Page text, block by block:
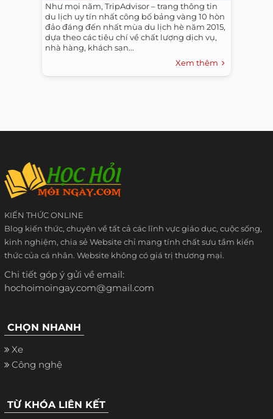
Như mọi năm, TripAdvisor – trang thông tin
du lịch uy tín nhất công bố bảng vàng 10 hòn
đảo đáng đến nhất mùa du lịch hè năm 2015,
dựa theo các tiêu chí về chất lượng dịch vụ,
nhà hàng, khách sạn...
Xem thêm
KIẾN THỨC ONLINE
Blog kiến thức, chuyên về tất cả các lĩnh vực giáo dục, cuộc sống,
kinh nghiệm, chia sẻ Website chỉ mang tính chất sưu tầm kiến
thức của cá nhân. Website không có giá trị thương mại.
Chi tiết góp ý gửi về email:
hochoimoingay.com@gmail.com
CHỌN NHANH
Xe
Công nghệ
TỪ KHÓA LIÊN KẾT